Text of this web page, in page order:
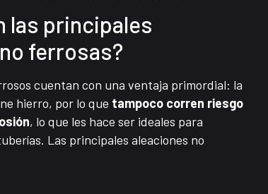
las principales
ferrosas?
cuentan con una ventaja primordial: la
hierro, por lo que tampoco corren riesgo
, lo que les hace ser ideales para
Las principales aleaciones no